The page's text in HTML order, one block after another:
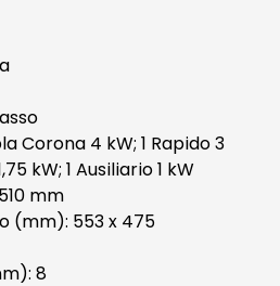
Corona 4 kW; 1 Rapido 3
kW; 1 Ausiliario 1 kW
mm
(mm): 553 x 475
8